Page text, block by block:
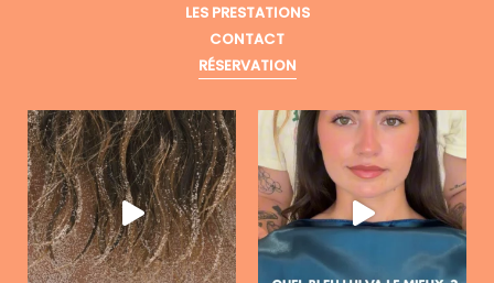
LES PRESTATIONS
CONTACT
RÉSERVATION